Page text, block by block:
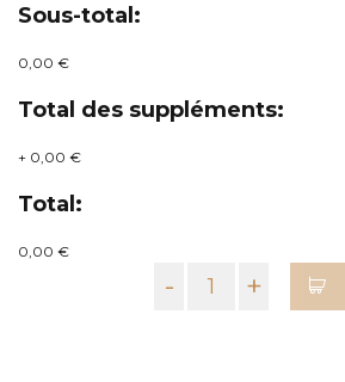
Sous-total:
0,00 €
Total des suppléments:
+ 0,00 €
Total:
0,00 €
- +